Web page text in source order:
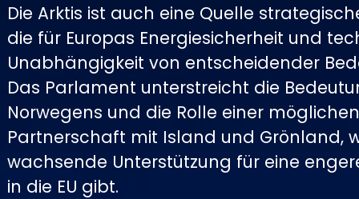
Die Arktis ist auch eine Quelle
die für Europas Energiesicherheit und
Unabhängigkeit von entscheidender
Das Parlament unterstreicht die
Norwegens und die Rolle einer
Partnerschaft mit Island und Grönland,
wachsende Unterstützung für eine
in die EU gibt.